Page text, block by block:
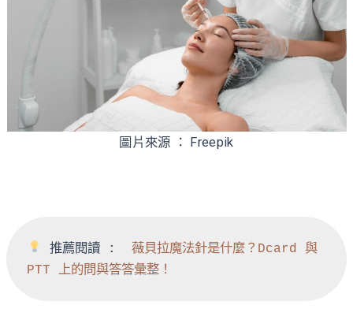
圖片來源 ： Freepik
推薦閱讀 : 薇貝拉魔法針是什麼？Dcard 與
PTT 上的問與答答彙整！